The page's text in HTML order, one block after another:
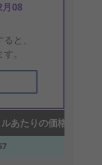
08
と、
。
あたりの価格*